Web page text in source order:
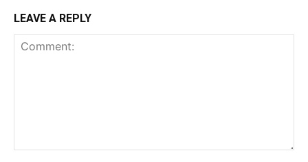
LEAVE A REPLY